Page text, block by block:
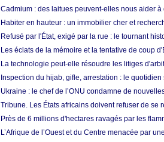
Cadmium : des laitues peuvent-elles nous aider
Habiter en hauteur : un immobilier cher et
Refusé par l'État, exigé par la rue : le tournant
Les éclats de la mémoire et la tentative de coup
La technologie peut-elle résoudre les litiges
Inspection du hijab, gifle, arrestation : le
Ukraine : le chef de l’ONU condamne de
Tribune. Les États africains doivent refuser de se
Près de 6 millions d'hectares ravagés par les
L’Afrique de l’Ouest et du Centre menacée par